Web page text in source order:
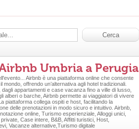
Umbria a Perugia
Airbnb è una piattaforma online che consente
offrendo un’alternativa agli hotel tradizionali.
appartamenti e case vacanza fino a ville di lusso,
alberi o barche, Airbnb permette ai viaggiatori di vivere
piattaforma collega ospiti e host, facilitando la
delle prenotazioni in modo sicuro e intuitivo. Airbnb,
online, Turismo esperienziale, Alloggi unici,
Case intere, B&B, Affitti turistici, Host,
Vacanze alternative,Turismo digitale